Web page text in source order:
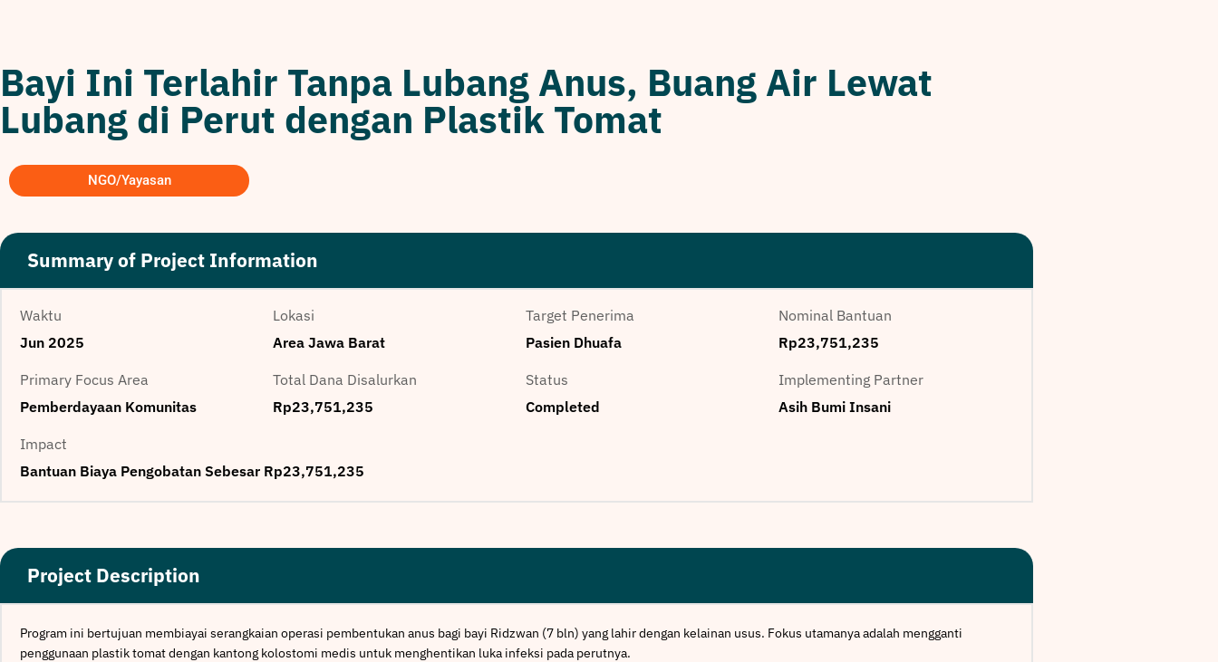
Bayi Ini Terlahir Tanpa Lubang Anus, Buang Air Lewat
Lubang di Perut dengan Plastik Tomat
NGO/Yayasan
Summary of Project Information
Waktu
Jun 2025
Lokasi
Area Jawa Barat
Target Penerima
Pasien Dhuafa
Nominal Bantuan
Rp23,751,235
Primary Focus Area
Pemberdayaan Komunitas
Total Dana Disalurkan
Rp23,751,235
Status
Completed
Implementing Partner
Asih Bumi Insani
Impact
Bantuan Biaya Pengobatan Sebesar Rp23,751,235
Project Description
Program ini bertujuan membiayai serangkaian operasi pembentukan anus bagi bayi Ridzwan (7 bln) yang lahir dengan kelainan usus. Fokus utamanya adalah mengganti
penggunaan plastik tomat dengan kantong kolostomi medis untuk menghentikan luka infeksi pada perutnya.